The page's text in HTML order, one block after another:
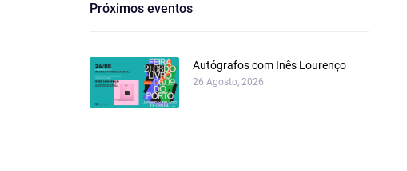
Próximos eventos
Autógrafos com Inês Lourenço
26 Agosto, 2026